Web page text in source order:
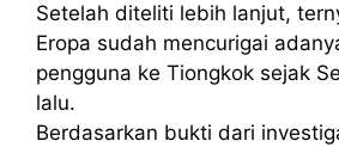
Setelah diteliti lebih lanjut,
Eropa sudah mencurigai
pengguna ke Tiongkok sejak
lalu.
Berdasarkan bukti dari